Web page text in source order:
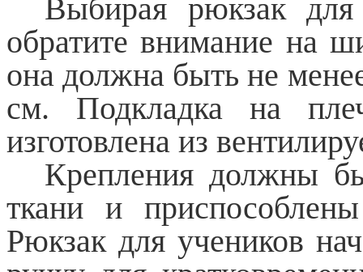
Выбирая рюкзак для
обратите внимание на
она должна быть не
см. Подкладка на
изготовлена из
Крепления должны
ткани и
Рюкзак для учеников